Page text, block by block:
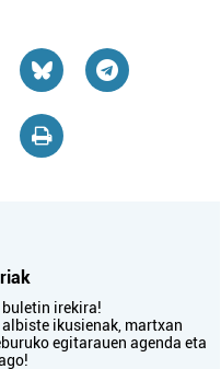
irekira!
ikusienak, martxan
egitarauen agenda eta